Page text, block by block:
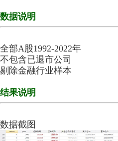
数据说明
全部A股1992-2022年
不包含已退市公司
剔除金融行业样本
结果说明
数据截图